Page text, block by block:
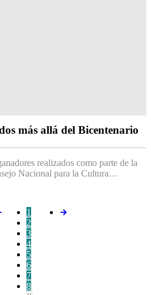
más allá del Bicentenario
realizados como parte de la
Nacional para la Cultura…
1
2
3
4
5
6
7
8